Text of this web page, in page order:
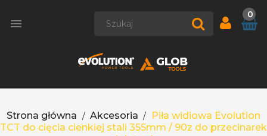

0
Strona główna Akcesoria
Piła widiowa Evolution
TCT do cięcia cienkiej stali 355mm / 90z do przecinarek